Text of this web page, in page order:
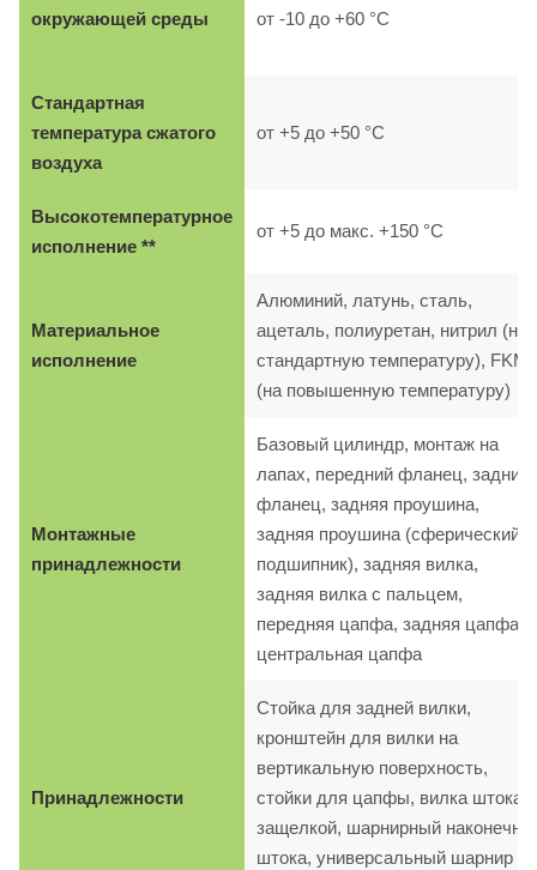
окружающей среды
от -10 до +60 °C
Стандартная
температура сжатого
воздуха
от +5 до +50 °C
Высокотемпературное
исполнение **
от +5 до макс. +150 °C
Материальное
исполнение
Алюминий, латунь, сталь,
ацеталь, полиуретан, нитрил (на
стандартную температуру), FKM
(на повышенную температуру)
Монтажные
принадлежности
Базовый цилиндр, монтаж на
лапах, передний фланец, задний
фланец, задняя проушина,
задняя проушина (сферический
подшипник), задняя вилка,
задняя вилка с пальцем,
передняя цапфа, задняя цапфа,
центральная цапфа
Принадлежности
Стойка для задней вилки,
кронштейн для вилки на
вертикальную поверхность,
стойки для цапфы, вилка штока с
защелкой, шарнирный
штока, универсальный шарнир